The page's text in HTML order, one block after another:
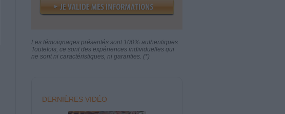
Les témoignages présentés sont 100% authentiques.
Toutefois, ce sont des expériences individuelles qui
ne sont ni caractéristiques, ni garanties. (*)
DERNIÈRES VIDÉO